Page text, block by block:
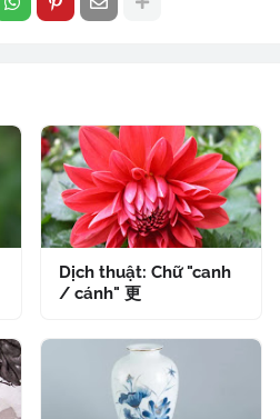
Dịch thuật: Chữ "canh
/ cánh" 更